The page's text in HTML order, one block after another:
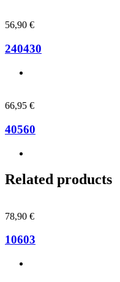
56,90 €
240430
66,95 €
40560
Related products
78,90 €
10603